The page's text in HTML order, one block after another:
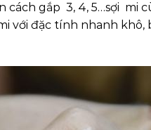
cách gắp 3, 4, 5…sợi mi
với đặc tính nhanh khô,